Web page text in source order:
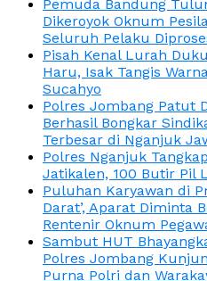
Pemuda Bandung
Dikeroyok Oknum
Seluruh Pelaku
Pisah Kenal Lurah
Haru, Isak Tangis
Sucahyo
Polres Jombang Patut
Berhasil Bongkar
Terbesar di Nganjuk
Polres Nganjuk
Jatikalen, 100 Butir Pil
Puluhan Karyawan di
Darat’, Aparat Diminta
Rentenir Oknum
Sambut HUT
Polres Jombang
Purna Polri dan